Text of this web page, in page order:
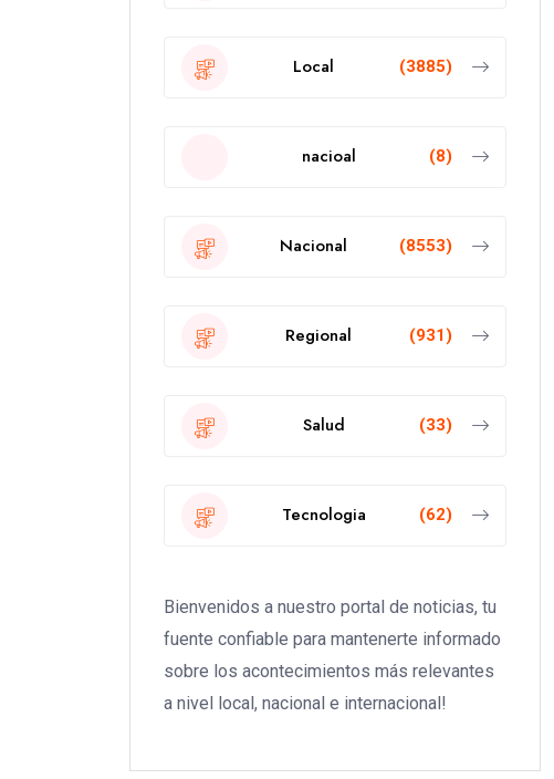
Local (3885)
nacioal (8)
Nacional (8553)
Regional (931)
Salud (33)
Tecnologia (62)
Bienvenidos a nuestro portal de noticias, tu
fuente confiable para mantenerte informado
sobre los acontecimientos más relevantes
a nivel local, nacional e internacional!